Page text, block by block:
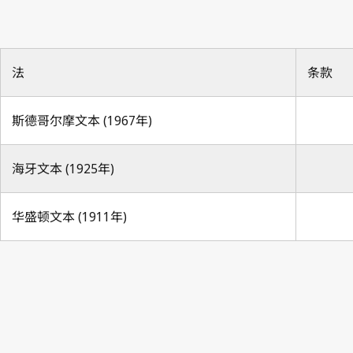
法 条款
斯德哥尔摩文本 (1967年)
海牙文本 (1925年)
华盛顿文本 (1911年)